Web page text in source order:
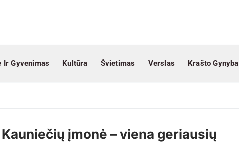
Ir Gyvenimas Kultūra Švietimas Verslas Krašto Gynyba
Kauniečių įmonė – viena geriausių